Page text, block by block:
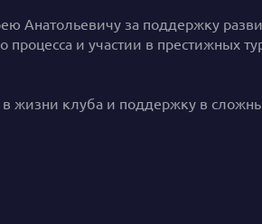
Анатольевичу за поддержку
и участии в престижных
жизни клуба и поддержку в